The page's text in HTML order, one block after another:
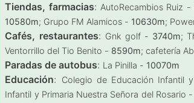
Tiendas, farmacias: AutoRecambios Ruiz -
10580m; Grupo FM Alamicos - 10630m;
Cafés, restaurantes: Gnk golf - 3740m;
Ventorrillo del Tio Benito - 8590m; cafetería
Paradas de autobus: La Pinilla - 10070m
Educación: Colegio de Educación Infantil
Infantil y Primaria Nuestra Señora del Rosario -